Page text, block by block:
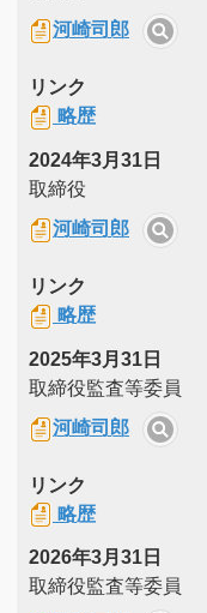
河崎司郎
リンク
略歴
2024年3月31日
取締役
河崎司郎
リンク
略歴
2025年3月31日
取締役監査等委員
河崎司郎
リンク
略歴
2026年3月31日
取締役監査等委員